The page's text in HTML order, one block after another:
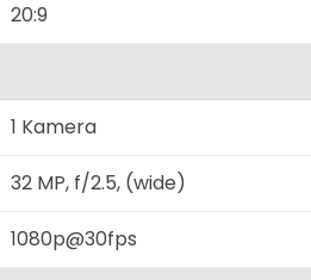
20:9
1 Kamera
32 MP, f/2.5, (wide)
1080p@30fps